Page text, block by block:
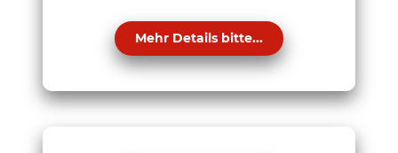
Mehr Details bitte...